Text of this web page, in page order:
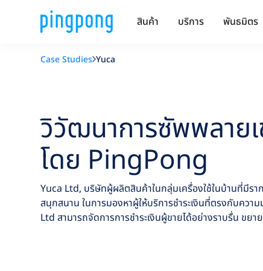
สินค้า บริการ พันธมิตร
Case Studies Yuca
วิวัฒนาการซัพพลาย
โดย PingPong
Yuca Ltd, บริษัทผู้ผลิตสินค้าในกลุ่มเครื่องใช้ในบ้านที่มีร
สนุกสนาน ในการมองหาผู้ให้บริการชำระเงินที่ตรงกับคว
Ltd สามารถจัดการการชำระเงินผู้ขายได้อย่างราบรื่น ขย